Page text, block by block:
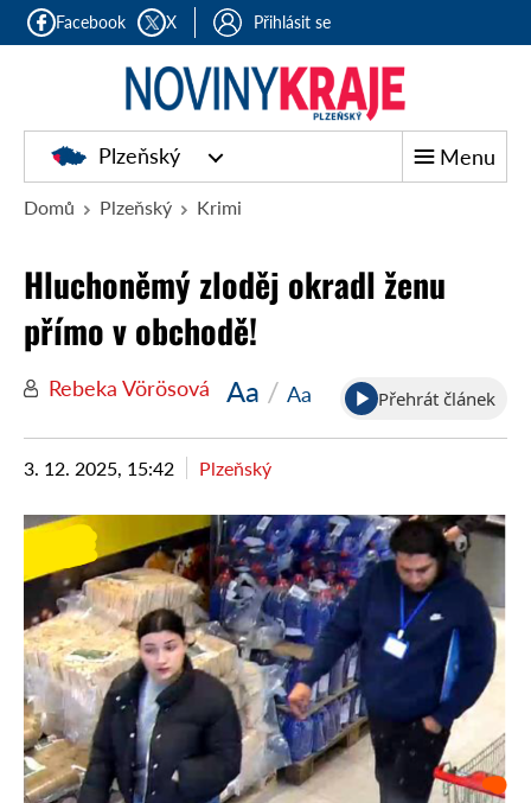
Facebook X Přihlásit se
Plzeňský Menu
Domů Plzeňský Krimi
Hluchoněmý zloděj okradl ženu
přímo v obchodě!
Rebeka Vörösová Aa / Aa Přehrát článek
3. 12. 2025, 15:42 Plzeňský